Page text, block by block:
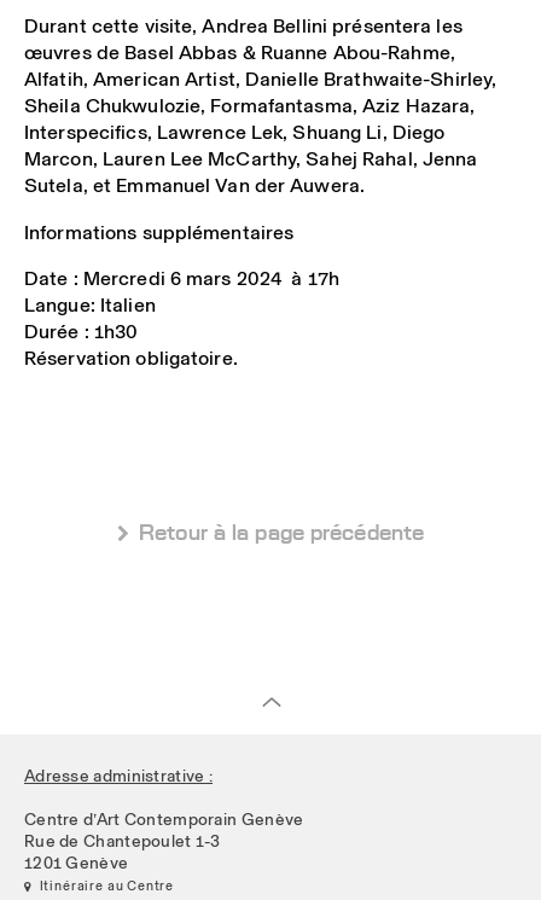
Durant cette visite, Andrea Bellini présentera les
œuvres de Basel Abbas & Ruanne Abou-Rahme,
Alfatih, American Artist, Danielle Brathwaite-Shirley,
Sheila Chukwulozie, Formafantasma, Aziz Hazara,
Interspecifics, Lawrence Lek, Shuang Li, Diego
Marcon, Lauren Lee McCarthy, Sahej Rahal, Jenna
Sutela, et Emmanuel Van der Auwera.
Informations supplémentaires
Date : Mercredi 6 mars 2024 à 17h
Langue: Italien
Durée : 1h30
Réservation obligatoire.
 Retour à la page précédente
Adresse administrative :
Centre d’Art Contemporain Genève
Rue de Chantepoulet 1-3
1201 Genève
 Itinéraire au Centre